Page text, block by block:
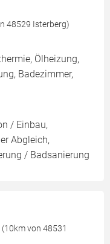
48529 Isterberg)
Ölheizung,
Badezimmer,
/ Einbau,
Abgleich,
/ Badsanierung
von 48531